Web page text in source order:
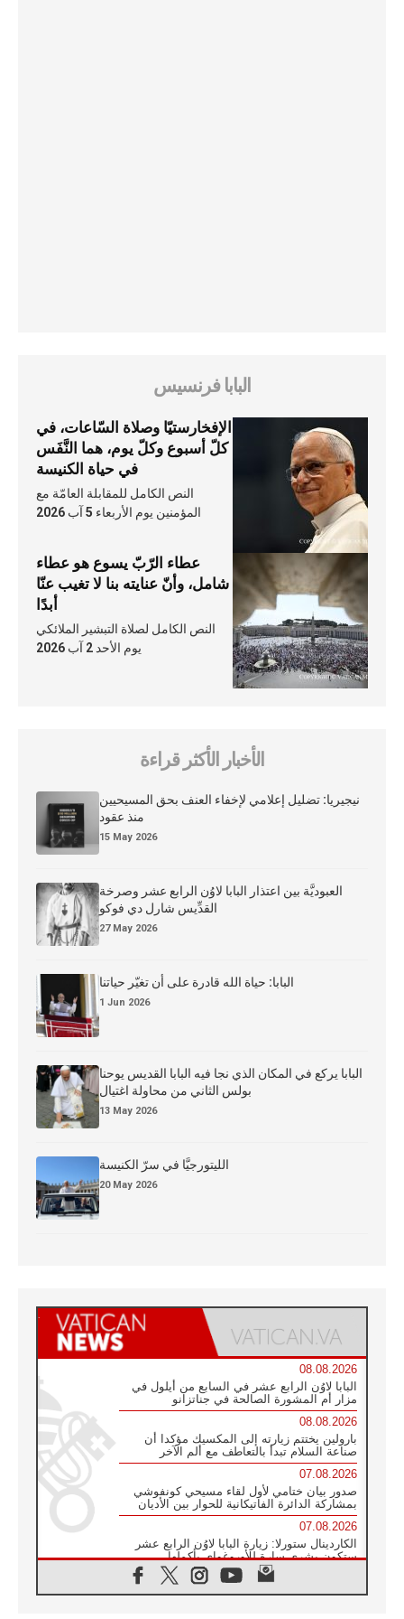
البابا فرنسيس
الإفخارستيّا وصلاة السّاعات، في
كلّ أسبوع وكلّ يوم، هما النَّفَس
في حياة الكنيسة
النص الكامل للمقابلة العامّة مع
المؤمنين يوم الأربعاء 5 آب 2026
عطاء الرّبّ يسوع هو عطاء
شامل، وأنّ عنايته بنا لا تغيب عنّا
أبدًا
النص الكامل لصلاة التبشير الملائكي
يوم الأحد 2 آب 2026
الأخبار الأكثر قراءة
نيجيريا: تضليل إعلامي لإخفاء العنف بحق المسيحيين
منذ عقود
15 May 2026
العبوديَّة بين اعتذار البابا لاوُن الرابع عشر وصرخة
القدِّيس شارل دي فوكو
27 May 2026
البابا: حياة الله قادرة على أن تغيّر حياتنا
1 Jun 2026
البابا يركع في المكان الذي نجا فيه البابا القديس يوحنا
بولس الثاني من محاولة اغتيال
13 May 2026
الليتورجيَّا في سرّ الكنيسة
20 May 2026
08.08.2026
البابا لاوُن الرابع عشر في السابع من أيلول في
مزار أم المشورة الصالحة في جناتزانو
08.08.2026
بارولين يختتم زيارته إلى المكسيك مؤكدا أن
صناعة السلام تبدأ بالتعاطف مع ألم الآخر
07.08.2026
صدور بيان ختامي لأول لقاء مسيحي كونفوشي
بمشاركة الدائرة الفاتيكانية للحوار بين الأديان
07.08.2026
الكاردينال ستورلا: زيارة البابا لاوُن الرابع عشر
ستكون بشرى سارة للأوروغواي بأكملها
الفاتيكان يعلن برنامج الزيارة الرسولية للبابا لاوُن